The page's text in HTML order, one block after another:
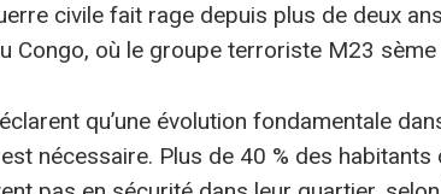
civile fait rage depuis plus de deux
Congo, où le groupe terroriste M23
qu’une évolution fondamentale
nécessaire. Plus de 40 % des